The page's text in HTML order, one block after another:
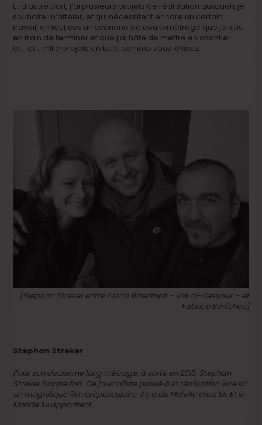
Et d’autre part, j’ai plusieurs projets de réalisation auxquels je
souhaite m’atteler, et qui nécessitent encore un certain
travail, en tout cas un scénario de court-métrage que je suis
en train de terminer et que j’ai hâte de mettre en chantier…
et… et… mille projets en tête, comme vous le lisez.
[Stephan Streker entre Astrid Whettnall – voir ci-dessous – et
Fabrice Bénichou]
Stephan Streker
Pour son deuxième long métrage, à sortir en 2013, Stephan
Streker frappe fort. Ce journaliste passé à la réalisation livre ici
un magnifique film crépusculaire. Il y a du Melville chez lui. Et le
Monde lui appartient.